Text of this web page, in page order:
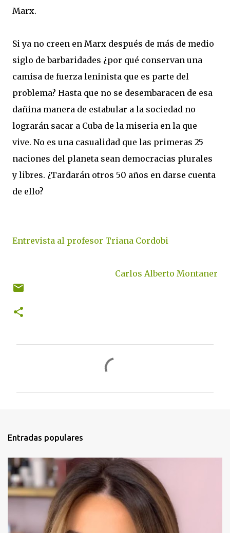
Marx.
Si ya no creen en Marx después de más de medio
siglo de barbaridades ¿por qué conservan una
camisa de fuerza leninista que es parte del
problema? Hasta que no se desembaracen de esa
dañina manera de estabular a la sociedad no
lograrán sacar a Cuba de la miseria en la que
vive. No es una casualidad que las primeras 25
naciones del planeta sean democracias plurales
y libres. ¿Tardarán otros 50 años en darse cuenta
de ello?
Entrevista al profesor Triana Cordobi
Carlos Alberto Montaner
t
r
i
o
Entradas populares